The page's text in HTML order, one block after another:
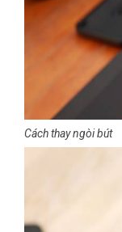
Cách thay ngòi bút